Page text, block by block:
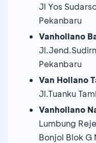
Jl Yos
Pekanbaru
Vanhollano
Pekanbaru
Van Hollano
Jl.Tuanku
Vanhollano
Lumbung
Bonjol Blok G